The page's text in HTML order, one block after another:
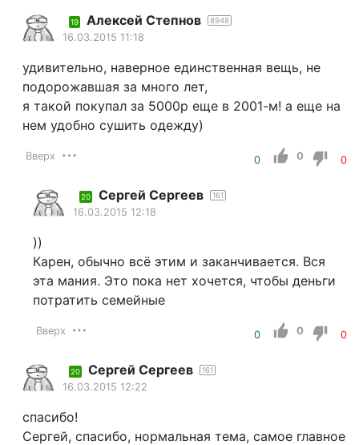
19 Алексей Степнов 8948
16.03.2015 11:18
удивительно, наверное единственная вещь, не
подорожавшая за много лет,
я такой покупал за 5000р еще в 2001-м! а еще на
нем удобно сушить одежду)
Вверх 0 0 0
20 Сергей Сергеев 161
16.03.2015 12:18
))
Карен, обычно всё этим и заканчивается. Вся
эта мания. Это пока нет хочется, чтобы деньги
потратить семейные
Вверх 0 0 0
20 Сергей Сергеев 161
16.03.2015 12:22
спасибо!
Сергей, спасибо, нормальная тема, самое главное